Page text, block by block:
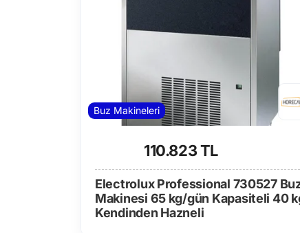
Buz Makineleri
110.823 TL
Electrolux Professional 730527
Makinesi 65 kg/gün Kapasiteli 40
Kendinden Hazneli